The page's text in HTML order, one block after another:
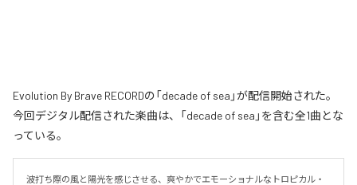
Evolution By Brave RECORDの「decade of sea」が配信開始された。
今回デジタル配信された楽曲は、「decade of sea」を含む全1曲とな
っている。
波打ち際の風と陽光を感じさせる、爽やかでエモーショナルなトロピカル・